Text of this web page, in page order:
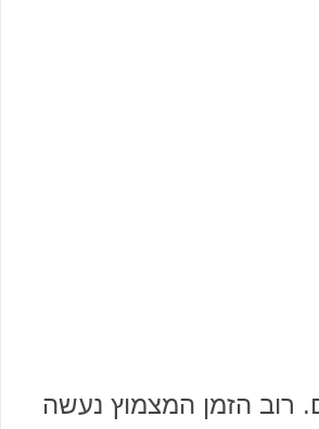
רוב הזמן המצמוץ נעשה